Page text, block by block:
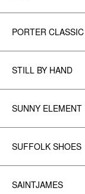
PORTER CLASSIC
STILL BY HAND
SUNNY ELEMENT
SUFFOLK SHOES
SAINTJAMES